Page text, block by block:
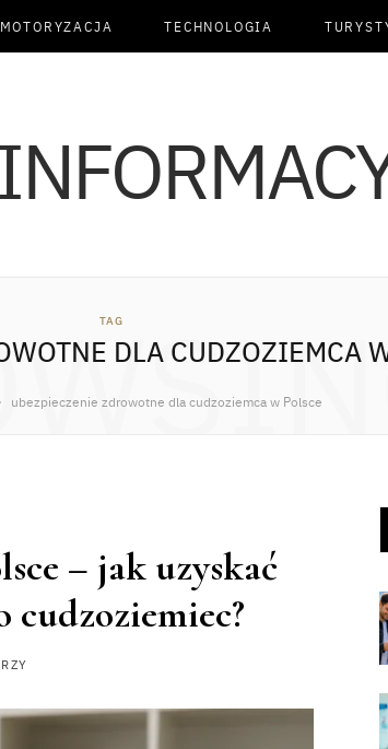
MOTORYZACJA TECHNOLOGIA
TAG
DLA CUDZOZIEMCA
ubezpieczenie zdrowotne dla cudzoziemca w Polsce
– jak uzyskać
cudzoziemiec?